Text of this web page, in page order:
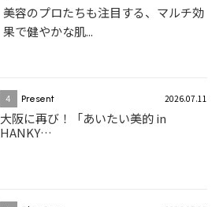
美容のプロたちも注目する、マルチ効
果で健やかな肌...
4 Present 2026.07.11
大阪に再び！「あいたい美的 in
HANKY…